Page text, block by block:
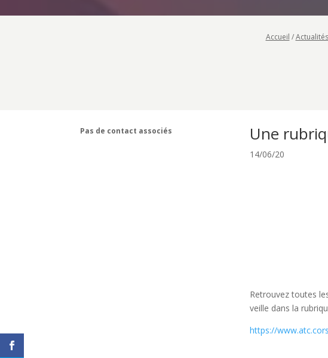
Accueil /Actualités
Pas de contact associés Une
14/06/20
Retrouvez toutes
veille dans la
https://